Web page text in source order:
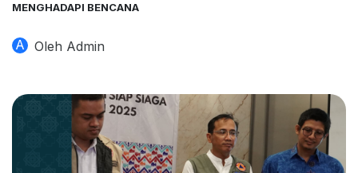
MENGHADAPI BENCANA
A Oleh Admin